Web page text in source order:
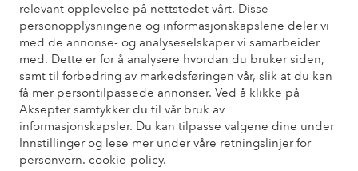
relevant opplevelse på nettstedet vårt. Disse
personopplysningene og informasjonskapslene deler vi
med de annonse- og analyseselskaper vi samarbeider
med. Dette er for å analysere hvordan du bruker siden,
samt til forbedring av markedsføringen vår, slik at du kan
få mer persontilpassede annonser. Ved å klikke på
Aksepter samtykker du til vår bruk av
informasjonskapsler. Du kan tilpasse valgene dine under
Innstillinger og lese mer under våre retningslinjer for
personvern. cookie-policy.
Du finner svar på de vanligste spørsmålene i vår FAQ. Du finner
også informasjon om hvordan du kan kontakte oss.
Kundeservice Bestilling Betalingsmåte
Mine sider